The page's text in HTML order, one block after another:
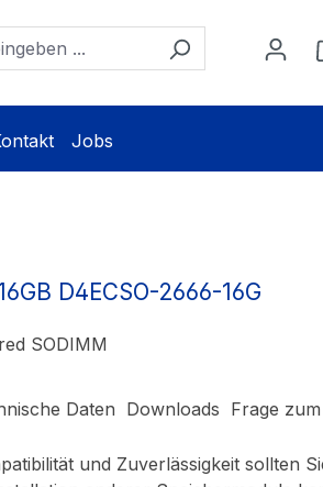
Jobs
D4ECSO-2666-16G
SODIMM
Daten Downloads Frage
und Zuverlässigkeit sollten